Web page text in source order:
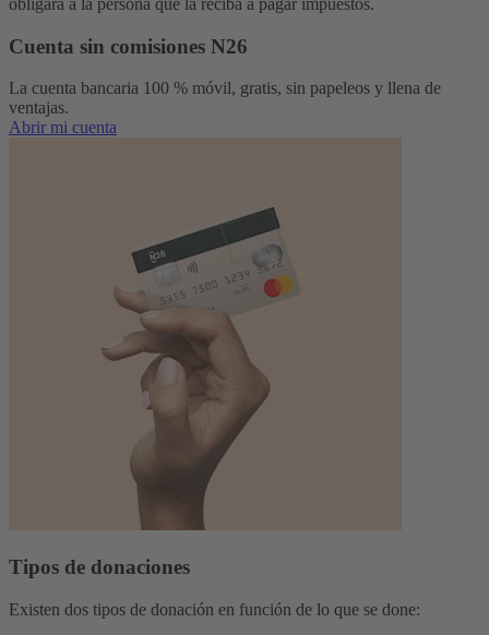
obligará a la persona que la reciba a pagar impuestos.
Cuenta sin comisiones N26
La cuenta bancaria 100 % móvil, gratis, sin papeleos y llena de
ventajas.
Abrir mi cuenta
Tipos de donaciones
Existen dos tipos de donación en función de lo que se done: